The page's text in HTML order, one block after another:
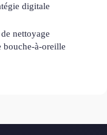
digitale
nettoyage
bouche-à-oreille